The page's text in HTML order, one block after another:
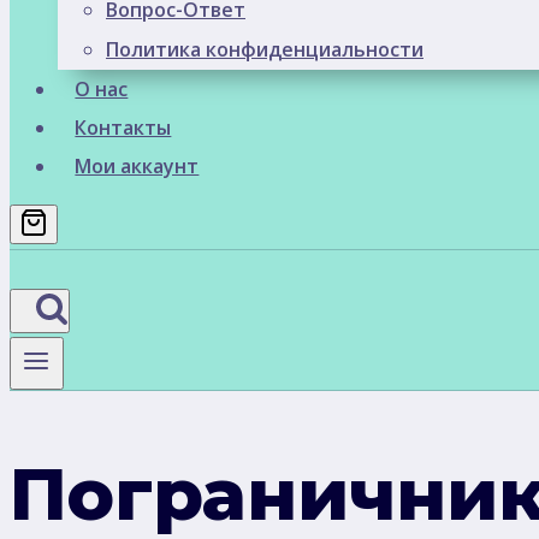
Вопрос-Ответ
Политика конфиденциальности
О нас
Контакты
Мои аккаунт